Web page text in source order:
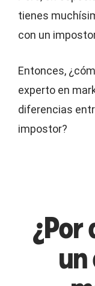
tienes
con un
Entonces,
experto en
diferencias
impostor?
¿Por
un